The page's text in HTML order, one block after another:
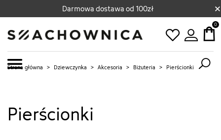
Darmowa dostawa od 100zł ×
0
Strona główna > Dziewczynka > Akcesoria > Biżuteria > Pierścionki
Pierścionki